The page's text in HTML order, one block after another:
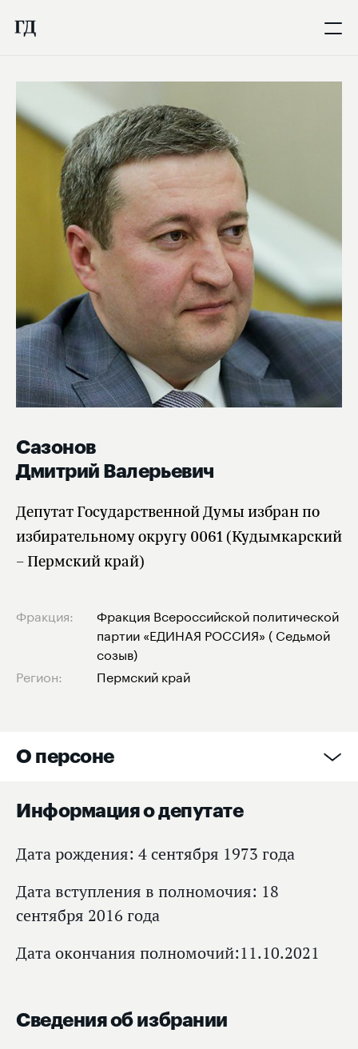
Сазонов
Дмитрий Валерьевич
Депутат Государственной Думы избран по
избирательному округу 0061 (Кудымкарский
– Пермский край)
Фракция:
Фракция Всероссийской политической
партии «ЕДИНАЯ РОССИЯ» ( Седьмой
созыв)
Регион:
Пермский край
О персоне
Информация о депутате
Дата рождения: 4 сентября 1973 года
Дата вступления в полномочия: 18
сентября 2016 года
Дата окончания полномочий:11.10.2021
Сведения об избрании